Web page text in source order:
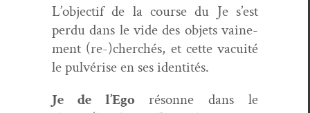
L’objectif de la course du Je s’est
per­du dans le vide des objets vaine­
ment (re-)cherchés, et cette vacuité
le pul­vérise en ses identités.
Je de l’Ego résonne dans le